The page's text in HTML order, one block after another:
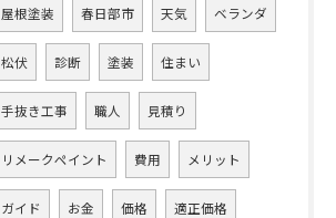
屋根塗装 春日部市 天気 ベランダ
松伏 診断 塗装 住まい
手抜き工事 職人 見積り
リメークペイント 費用 メリット
ガイド お金 価格 適正価格